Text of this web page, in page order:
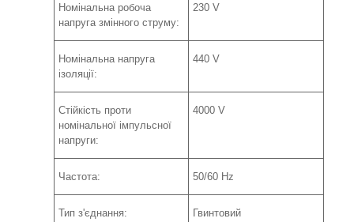
Номінальна робоча
напруга змінного струму:
230 V
Номінальна напруга
ізоляції:
440 V
Стійкість проти
номінальної імпульсної
напруги:
4000 V
Частота: 50/60 Hz
Тип з'єднання: Гвинтовий